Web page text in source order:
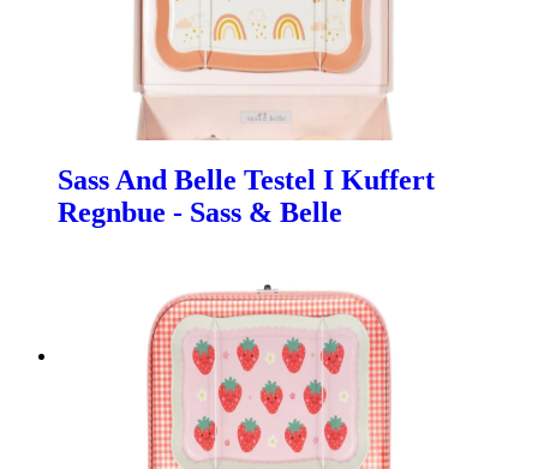
Sass And Belle Testel I Kuffert
Regnbue - Sass & Belle